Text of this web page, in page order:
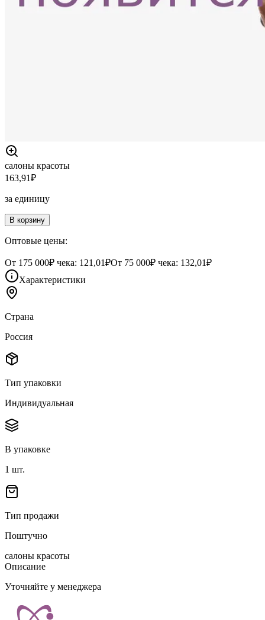
салоны красоты
163,91₽
за единицу
В корзину
Оптовые цены:
От 175 000₽ чека: 121,01₽От 75 000₽ чека: 132,01₽
Характеристики
Страна
Россия
Тип упаковки
Индивидуальная
В упаковке
1 шт.
Тип продажи
Поштучно
салоны красоты
Описание
Уточняйте у менеджера